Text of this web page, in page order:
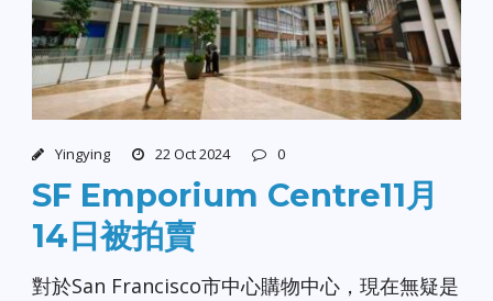
Yingying 22 Oct 2024 0
SF Emporium Centre11月
14日被拍賣
對於San Francisco市中心購物中心，現在無疑是